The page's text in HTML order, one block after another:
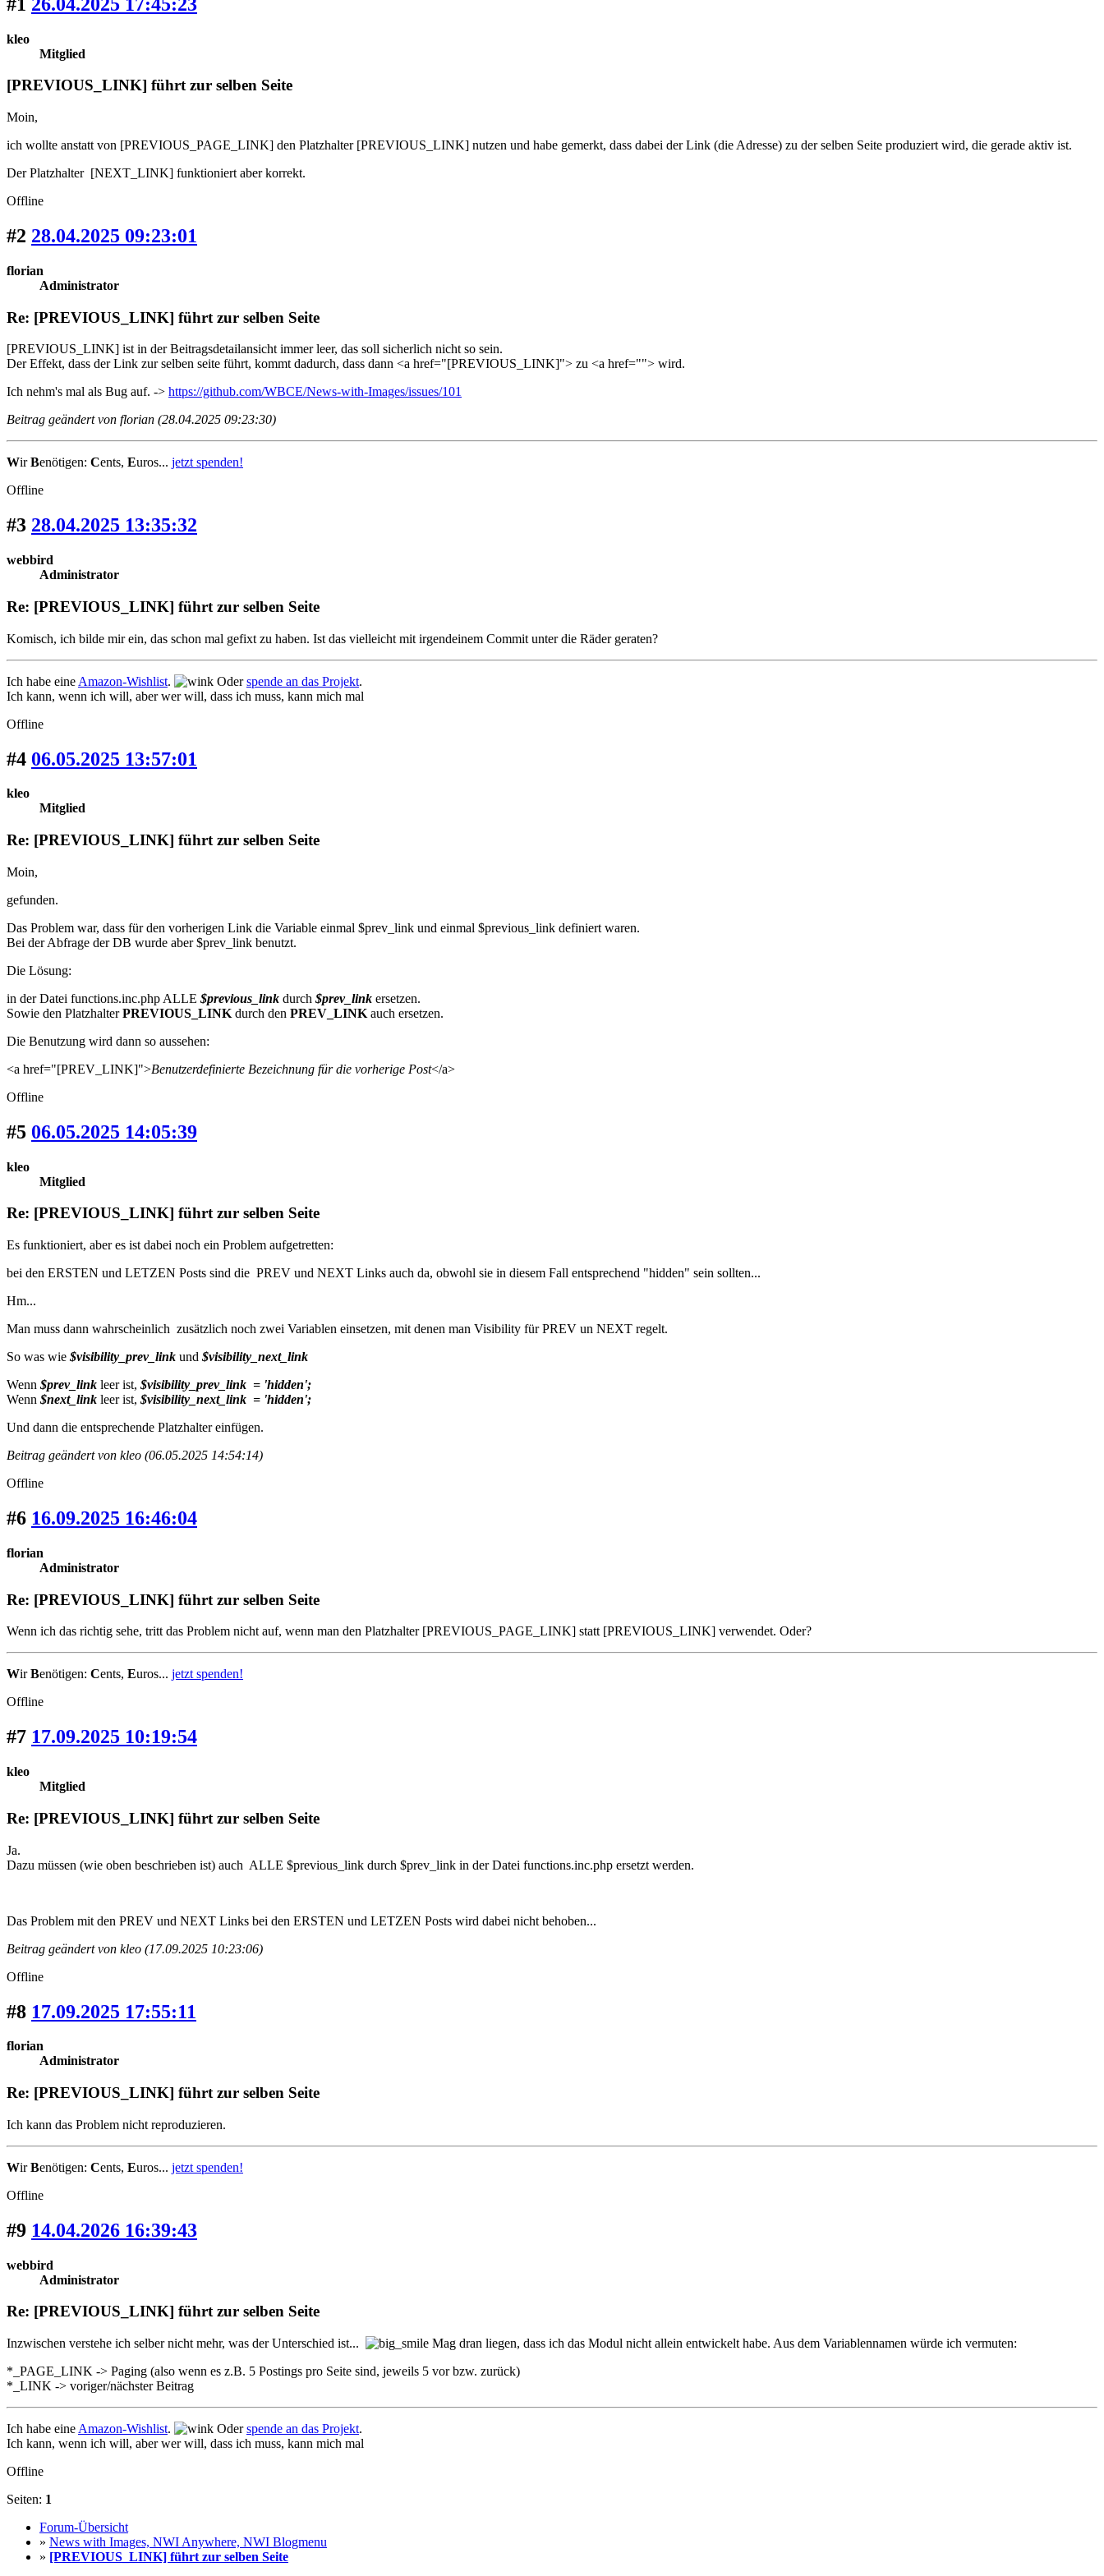
kleo
Mitglied
[PREVIOUS_LINK] führt zur selben Seite
Moin,
ich wollte anstatt von [PREVIOUS_PAGE_LINK] den Platzhalter [PREVIOUS_LINK] nutzen und habe gemerkt, dass dabei der Link (die Adresse) zu der selben Seite produziert wird, die gerade aktiv ist.
Der Platzhalter [NEXT_LINK] funktioniert aber korrekt.
Offline
#2 28.04.2025 09:23:01
florian
Administrator
Re: [PREVIOUS_LINK] führt zur selben Seite
[PREVIOUS_LINK] ist in der Beitragsdetailansicht immer leer, das soll sicherlich nicht so sein.
Der Effekt, dass der Link zur selben seite führt, kommt dadurch, dass dann <a href="[PREVIOUS_LINK]"> zu <a href=""> wird.
Ich nehm's mal als Bug auf. -> https://github.com/WBCE/News-with-Images/issues/101
Beitrag geändert von florian (28.04.2025 09:23:30)
WirBenötigen: Cents, Euros... jetzt spenden!
Offline
#3 28.04.2025 13:35:32
webbird
Administrator
Re: [PREVIOUS_LINK] führt zur selben Seite
Komisch, ich bilde mir ein, das schon mal gefixt zu haben. Ist das vielleicht mit irgendeinem Commit unter die Räder geraten?
Ich habe eine Amazon-Wishlist. Oderspende an das Projekt.
Ich kann, wenn ich will, aber wer will, dass ich muss, kann mich mal
Offline
#4 06.05.2025 13:57:01
kleo
Mitglied
Re: [PREVIOUS_LINK] führt zur selben Seite
Moin,
gefunden.
Das Problem war, dass für den vorherigen Link die Variable einmal $prev_link und einmal $previous_link definiert waren.
Bei der Abfrage der DB wurde aber $prev_link benutzt.
Die Lösung:
in der Datei functions.inc.php ALLE $previous_link durch $prev_link ersetzen.
Sowie den PlatzhalterPREVIOUS_LINK durch den PREV_LINK auch ersetzen.
Die Benutzung wird dann so aussehen:
<a href="[PREV_LINK]">Benutzerdefinierte Bezeichnung für die vorherige Post</a>
Offline
#5 06.05.2025 14:05:39
kleo
Mitglied
Re: [PREVIOUS_LINK] führt zur selben Seite
Es funktioniert, aber es ist dabei noch ein Problem aufgetretten:
bei den ERSTEN und LETZEN Posts sind die PREV und NEXT Links auch da, obwohl sie in diesem Fall entsprechend "hidden" sein sollten...
Hm...
Man muss dann wahrscheinlich zusätzlich noch zwei Variablen einsetzen, mit denen man Visibility für PREV un NEXT regelt.
So was wie $visibility_prev_link und $visibility_next_link
Wenn $prev_link leer ist, $visibility_prev_link = 'hidden';
Wenn $next_link leer ist, $visibility_next_link = 'hidden';
Und dann die entsprechende Platzhalter einfügen.
Beitrag geändert von kleo (06.05.2025 14:54:14)
Offline
#6 16.09.2025 16:46:04
florian
Administrator
Re: [PREVIOUS_LINK] führt zur selben Seite
Wenn ich das richtig sehe, tritt das Problem nicht auf, wenn man den Platzhalter [PREVIOUS_PAGE_LINK] statt [PREVIOUS_LINK] verwendet. Oder?
WirBenötigen: Cents, Euros... jetzt spenden!
Offline
#7 17.09.2025 10:19:54
kleo
Mitglied
Re: [PREVIOUS_LINK] führt zur selben Seite
Ja.
Dazu müssen (wie oben beschrieben ist) auch ALLE $previous_link durch $prev_link in der Datei functions.inc.php ersetzt werden.
Das Problem mit den PREV und NEXT Links bei den ERSTEN und LETZEN Posts wird dabei nicht behoben...
Beitrag geändert von kleo (17.09.2025 10:23:06)
Offline
#8 17.09.2025 17:55:11
florian
Administrator
Re: [PREVIOUS_LINK] führt zur selben Seite
Ich kann das Problem nicht reproduzieren.
WirBenötigen: Cents, Euros... jetzt spenden!
Offline
#9 14.04.2026 16:39:43
webbird
Administrator
Re: [PREVIOUS_LINK] führt zur selben Seite
Inzwischen verstehe ich selber nicht mehr, was der Unterschied ist...
Mag dran liegen, dass ich das Modul nicht allein entwickelt habe. Aus dem Variablennamen würde ich vermuten:
*_PAGE_LINK -> Paging (also wenn es z.B. 5 Postings pro Seite sind, jeweils 5 vor bzw. zurück)
*_LINK -> voriger/nächster Beitrag
Ich habe eine Amazon-Wishlist. Oderspende an das Projekt.
Ich kann, wenn ich will, aber wer will, dass ich muss, kann mich mal
Offline
Seiten: 1
Forum-Übersicht
» News with Images, NWI Anywhere, NWI Blogmenu
» [PREVIOUS_LINK] führt zur selben Seite